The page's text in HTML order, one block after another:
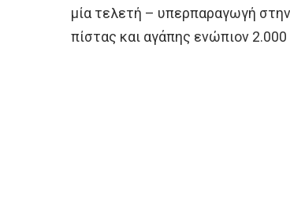
μία τελετή – υπερπαραγωγή
πίστας και αγάπης ενώπιον